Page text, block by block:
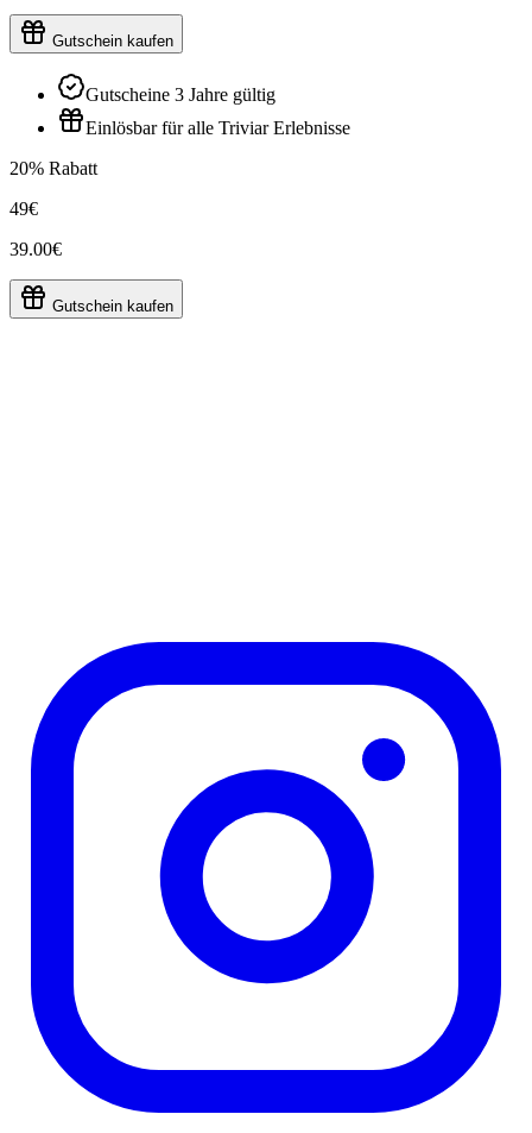
Gutschein kaufen
Gutscheine 3 Jahre gültig
Einlösbar für alle Triviar Erlebnisse
20% Rabatt
49€
39.00€
Gutschein kaufen